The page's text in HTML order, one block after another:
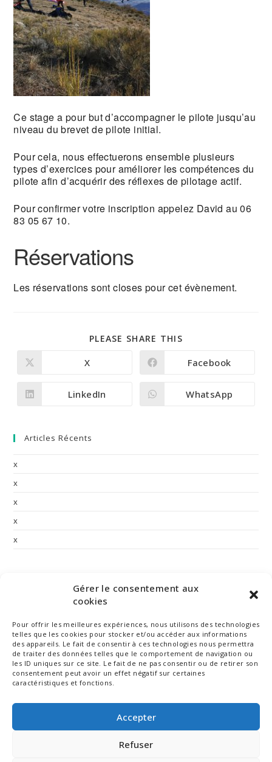
Gérer le consentement aux
cookies
Pour offrir les meilleures expériences, nous utilisons des technologies
telles que les cookies pour stocker et/ou accéder aux informations
des appareils. Le fait de consentir à ces technologies nous permettra
de traiter des données telles que le comportement de navigation ou
les ID uniques sur ce site. Le fait de ne pas consentir ou de retirer son
consentement peut avoir un effet négatif sur certaines
caractéristiques et fonctions.
Accepter
Refuser
Ce stage a pour but d’accompagner le pilote jusqu’au
niveau du brevet de pilote initial.
Pour cela, nous effectuerons ensemble plusieurs
types d’exercices pour améliorer les compétences du
pilote afin d’acquérir des réflexes de pilotage actif.
Pour confirmer votre inscription appelez David au 06
83 05 67 10.
Réservations
Les réservations sont closes pour cet évènement.
PLEASE SHARE THIS
Ouvrir
autre
fenêtre
X Ouvrir
autre
fenêtre
Facebook
Ouvrir
LinkedIn Ouvrir
WhatsApp
Articles Récents
x
x
x
x
x